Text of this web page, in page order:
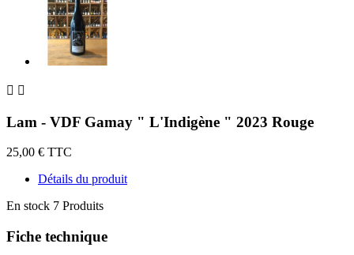
 
Lam - VDF Gamay " L'Indigène " 2023 Rouge
25,00 € TTC
Détails du produit
En stock 7 Produits
Fiche technique